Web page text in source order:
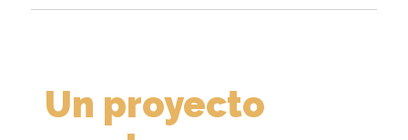
Un proyecto